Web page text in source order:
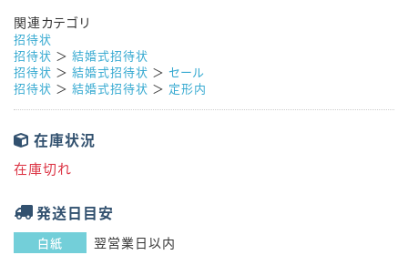
関連カテゴリ
招待状
招待状 ＞ 結婚式招待状
招待状 ＞ 結婚式招待状 ＞ セール
招待状 ＞ 結婚式招待状 ＞ 定形内
在庫状況
在庫切れ
発送日目安
白紙 翌営業日以内